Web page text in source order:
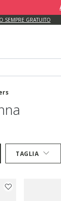
SEMPRE GRATUITO
TAGLIA